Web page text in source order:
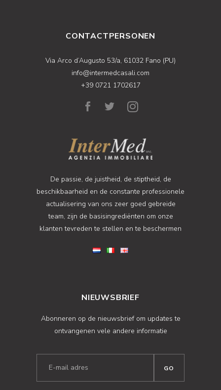
CONTACTPERSONEN
Via Arco d’Augusto 53/a, 61032 Fano (PU)
info@intermedcasali.com
+39 0721 1702617
De passie, de juistheid, de stiptheid, de
beschikbaarheid en de constante professionele
actualisering van ons zeer goed gebreide
team, zijn de basisingrediënten om onze
klanten tevreden te stellen en te beschermen
NIEUWSBRIEF
Abonneren op de nieuwsbrief om updates te
ontvangenen vele andere informatie